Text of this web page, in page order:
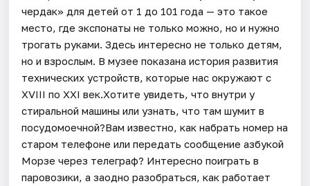
чердак» для детей от 1 до 101 года — это такое
место, где экспонаты не только можно, но и нужно
трогать руками. Здесь интересно не только детям,
но и взрослым. В музее показана история развития
технических устройств, которые нас окружают с
XVIII по XXI век.Хотите увидеть, что внутри у
стиральной машины или узнать, что там шумит в
посудомоечной?Вам известно, как набрать номер на
старом телефоне или передать сообщение азбукой
Морзе через телеграф? Интересно поиграть в
паровозики, а заодно разобраться, как работает